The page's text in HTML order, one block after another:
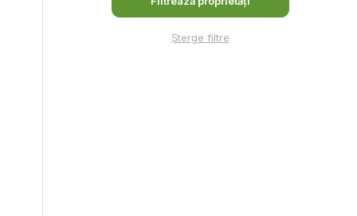
Șterge filtre